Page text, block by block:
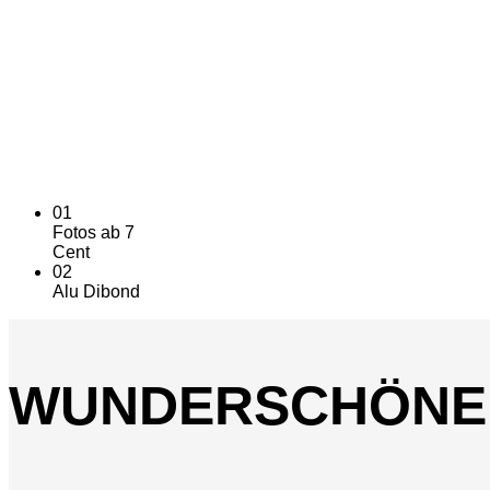
01
Fotos ab 7
Cent
02
Alu Dibond
WUNDERSCHÖNE